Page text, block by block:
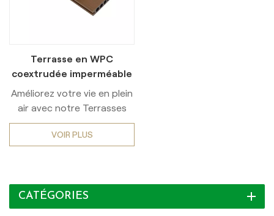
Terrasse en WPC
coextrudée imperméable
de 25 mm d'épaisseur
pour espaces extérieurs
Améliorez votre vie en plein
air avec notre Terrasses
modernes en composite
bois-plastique (WPC)Conçu
environnements très
humides. Doté d'une
VOIR PLUS
CATÉGORIES